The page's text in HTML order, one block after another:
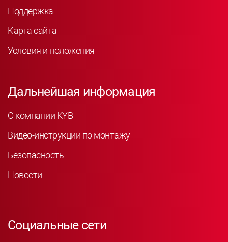
Поддержка
Карта сайта
Условия и положения
Дальнейшая информация
О компании KYB
Видео-инструкции по монтажу
Безопасность
Новости
Социальные сети